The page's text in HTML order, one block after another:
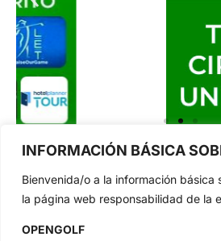
INFORMACIÓN BÁSICA
Bienvenida/o a la información básica
la página web responsabilidad de la
OPENGOLF